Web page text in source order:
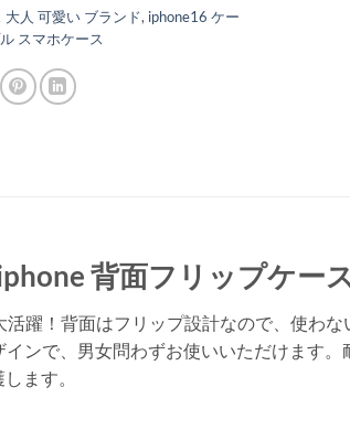
大人 可愛い ブランド, iphone16 ケー
スマホケース
背面フリップケー
躍！背面はフリップ設計なので、使わな
ンで、男女問わずお使いいただけます。
ます。